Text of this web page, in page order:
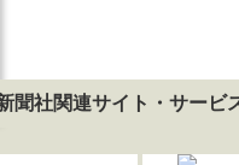
聞社関連サイト・サービ